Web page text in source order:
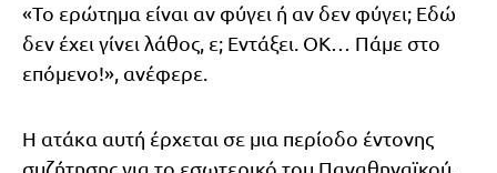
«Το ερώτημα είναι αν φύγει ή αν δεν φύγει; Εδώ
δεν έχει γίνει λάθος, ε; Εντάξει. ΟΚ… Πάμε στο
επόμενο!», ανέφερε.
Η ατάκα αυτή έρχεται σε μια περίοδο έντονης
συζήτησης για το εσωτερικό του Παναθηναϊκού,